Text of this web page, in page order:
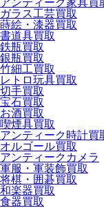
アンティーク家具買
ガラス工芸買取
蒔絵・漆器買取
書道具買取
鉄瓶買取
銀瓶買取
竹細工買取
レトロ玩具買取
切手買取
宝石買取
お酒買取
喫煙具買取
アンティーク時計買
オルゴール買取
アンティークカメラ
軍服・軍装飾買取
将棋・囲碁買取
和楽器買取
食器買取